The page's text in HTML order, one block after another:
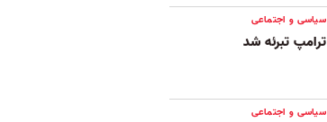
سیاسی و اجتماعی
ترامپ تبرئه شد
سیاسی و اجتماعی